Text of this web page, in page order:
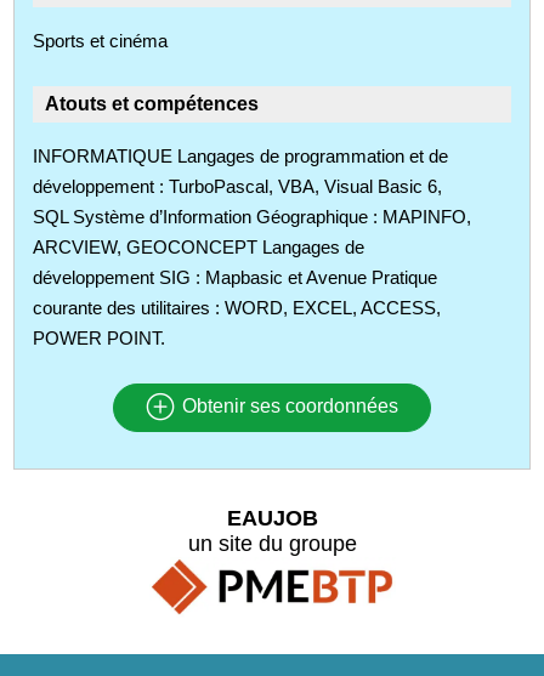
Sports et cinéma
Atouts et compétences
INFORMATIQUE Langages de programmation et de
développement : TurboPascal, VBA, Visual Basic 6,
SQL Système d’Information Géographique : MAPINFO,
ARCVIEW, GEOCONCEPT Langages de
développement SIG : Mapbasic et Avenue Pratique
courante des utilitaires : WORD, EXCEL, ACCESS,
POWER POINT.
Obtenir ses coordonnées
EAUJOB
un site du groupe